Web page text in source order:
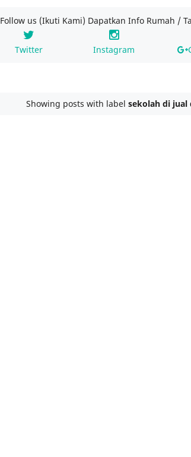
Follow us (Ikuti Kami) Dapatkan Info Rumah /
Twitter Instagram
Showing posts with label sekolah di jual